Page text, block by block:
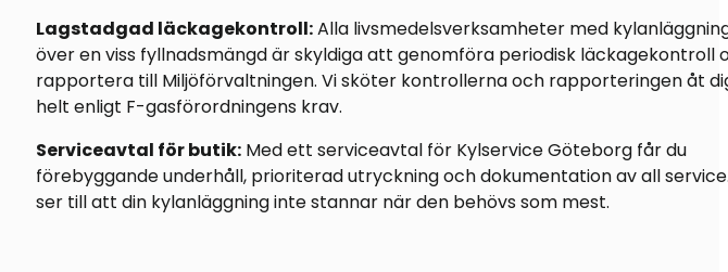
Lagstadgad läckagekontroll:Alla livsmedelsverksamheter med
över en viss fyllnadsmängd är skyldiga att genomföra periodisk läckagekontroll
rapportera till Miljöförvaltningen. Vi sköter kontrollerna och rapporteringen åt
helt enligt F-gasförordningens krav.
Serviceavtal för butik: Med ett serviceavtal för Kylservice Göteborg får du
förebyggande underhåll, prioriterad utryckning och dokumentation av all
ser till att din kylanläggning inte stannar när den behövs som mest.